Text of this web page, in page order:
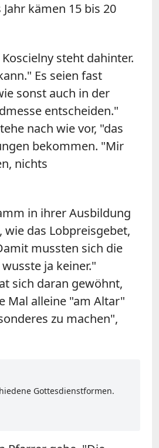
kämen 15 bis 20
steht dahinter.
Es seien fast
sonst auch in der
entscheiden."
nach wie vor, "das
bekommen. "Mir
nichts
in ihrer Ausbildung
das Lobpreisgebet,
mussten sich die
ja keiner."
sich daran gewöhnt,
Mal alleine "am Altar"
zu machen",
Gottesdienstformen.